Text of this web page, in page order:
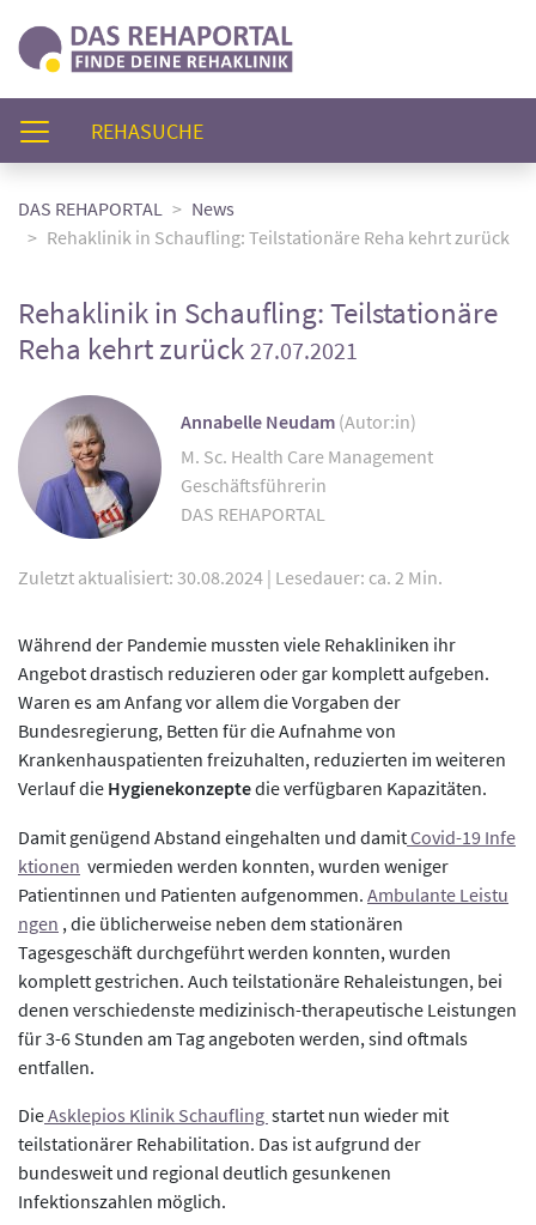
REHASUCHE(AKTUELL)
DAS REHAPORTAL
News
Rehaklinik in Schaufling: Teilstationäre Reha kehrt zurück
Rehaklinik in Schaufling: Teilstationäre
Reha kehrt zurück27.07.2021
Annabelle Neudam (Autor:in)
M. Sc. Health Care Management
Geschäftsführerin
DAS REHAPORTAL
Zuletzt aktualisiert: 30.08.2024 | Lesedauer: ca. 2 Min.
Während der Pandemie mussten viele Rehakliniken ihr
Angebot drastisch reduzieren oder gar komplett aufgeben.
Waren es am Anfang vor allem die Vorgaben der
Bundesregierung, Betten für die Aufnahme von
Krankenhauspatienten freizuhalten, reduzierten im weiteren
Verlauf die Hygienekonzeptedie verfügbaren Kapazitäten.
Damit genügend Abstand eingehalten und damitCovid-19 Infe
ktionen vermieden werden konnten, wurden weniger
Patientinnen und Patienten aufgenommen. Ambulante Leistu
ngen , die üblicherweise neben dem stationären
Tagesgeschäft durchgeführt werden konnten, wurden
komplett gestrichen. Auch teilstationäre Rehaleistungen, bei
denen verschiedenste medizinisch-therapeutische Leistungen
für 3-6 Stunden am Tag angeboten werden, sind oftmals
entfallen.
DieAsklepios Klinik Schaufling startet nun wieder mit
teilstationärer Rehabilitation. Das ist aufgrund der
bundesweit und regional deutlich gesunkenen
Infektionszahlen möglich.